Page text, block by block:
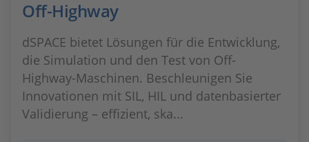
Off-Highway
dSPACE bietet Lösungen für die Entwicklung,
die Simulation und den Test von Off-
Highway-Maschinen. Beschleunigen Sie
Innovationen mit SIL, HIL und datenbasierter
Validierung – effizient, ska...